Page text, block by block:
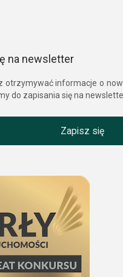
na newsletter
otrzymywać informacje o
do zapisania się na
Zapisz się